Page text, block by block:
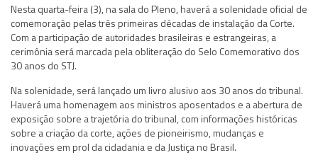
Nesta quarta-feira (3), na sala do Pleno, haverá a solenidade oficial de
comemoração pelas três primeiras décadas de instalação da Corte.
Com a participação de autoridades brasileiras e estrangeiras, a
cerimônia será marcada pela obliteração do Selo Comemorativo dos
30 anos do STJ.
Na solenidade, será lançado um livro alusivo aos 30 anos do tribunal.
Haverá uma homenagem aos ministros aposentados e a abertura de
exposição sobre a trajetória do tribunal, com informações históricas
sobre a criação da corte, ações de pioneirismo, mudanças e
inovações em prol da cidadania e da Justiça no Brasil.